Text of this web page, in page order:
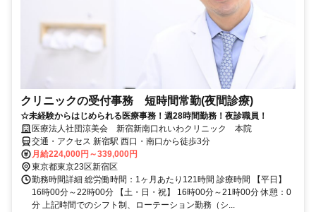
クリニックの受付事務 短時間常勤(夜間診療)
☆未経験からはじめられる医療事務！週28時間勤務！夜診職員！
医療法人社団涼美会 新宿新南口れいわクリニック 本院
交通・アクセス 新宿駅 西口・南口から徒歩3分
月給224,000円～339,000円
東京都東京23区新宿区
勤務時間詳細 総労働時間：1ヶ月あたり121時間 診療時間 【平日】
16時00分～22時00分 【土・日・祝】 16時00分～21時00分 休憩：0
分 上記時間でのシフト制、ローテーション勤務（シ...